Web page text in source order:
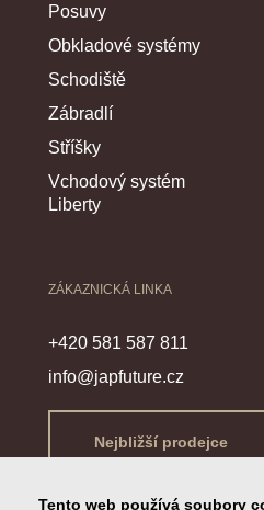
Posuvy
Obkladové systémy
Schodiště
Zábradlí
Stříšky
Vchodový systém
Liberty
ZÁKAZNICKÁ LINKA
+420 581 587 811
info@japfuture.cz
Nejbližší prodejce
Tento web používá soubory